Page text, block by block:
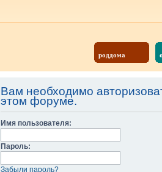
роддома
Вам необходимо
этом форуме.
Имя пользователя:
Пароль:
Забыли пароль?